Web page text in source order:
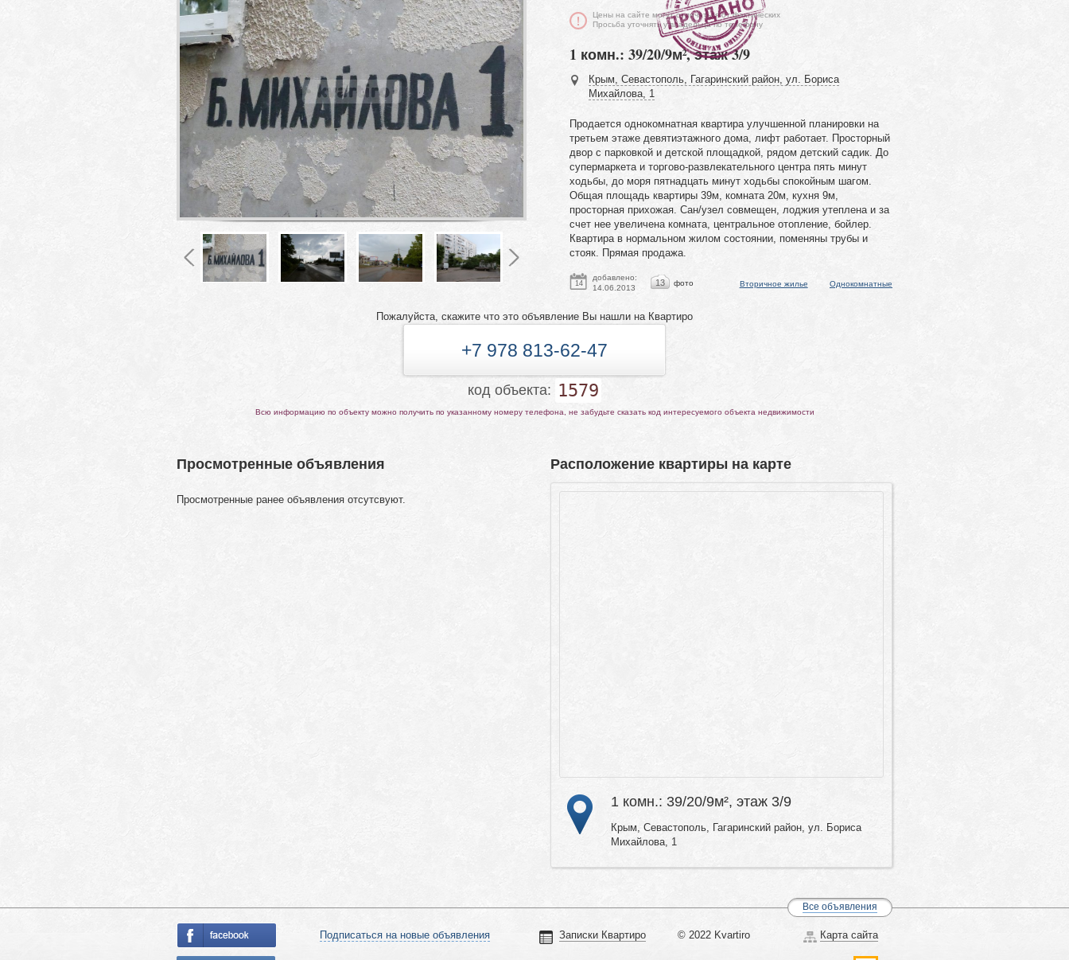
Цены на сайте могут отличаться от фактических
Просьба уточнять у владельца по телефону
1 комн.: 39/20/9м², этаж 3/9
Крым, Севастополь, Гагаринский район, ул. Бориса
Михайлова, 1
Продается однокомнатная квартира улучшенной планировки на
третьем этаже девятиэтажного дома, лифт работает. Просторный
двор с парковкой и детской площадкой, рядом детский садик. До
супермаркета и торгово-развлекательного центра пять минут
ходьбы, до моря пятнадцать минут ходьбы спокойным шагом.
Общая площадь квартиры 39м, комната 20м, кухня 9м,
просторная прихожая. Сан/узел совмещен, лоджия утеплена и за
счет нее увеличена комната, центральное отопление, бойлер.
Квартира в нормальном жилом состоянии, поменяны трубы и
стояк. Прямая продажа.
14
добавлено:
14.06.2013
13 фото Вторичное жилье Однокомнатные
Пожалуйста, скажите что это объявление Вы нашли на Квартиро
+7 978 813-62-47
код объекта: 1579
Всю информацию по объекту можно получить по указанному номеру телефона, не забудьте сказать код интересуемого объекта недвижимости
Расположение квартиры на карте
1 комн.: 39/20/9м², этаж 3/9
Крым, Севастополь, Гагаринский район, ул. Бориса
Михайлова, 1
Просмотренные объявления
Просмотренные ранее объявления отсутсвуют.
Все объявления
Подписаться на новые объявления Записки Квартиро © 2022 Kvartiro Карта сайта